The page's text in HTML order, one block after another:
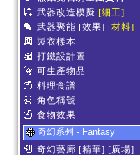
武器改造模擬 [細工]
武器聚能 [效果] [材料]
製衣樣本
打鐵設計圖
可生產物品
料理食譜
角色稱號
食物效果
奇幻系列 - Fantasy
奇幻藝廊 [精華] [廣場]